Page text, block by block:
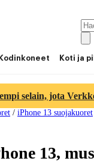
Kodinkoneet Koti ja
selain, jota
/ iPhone 13 suojakuoret
13,